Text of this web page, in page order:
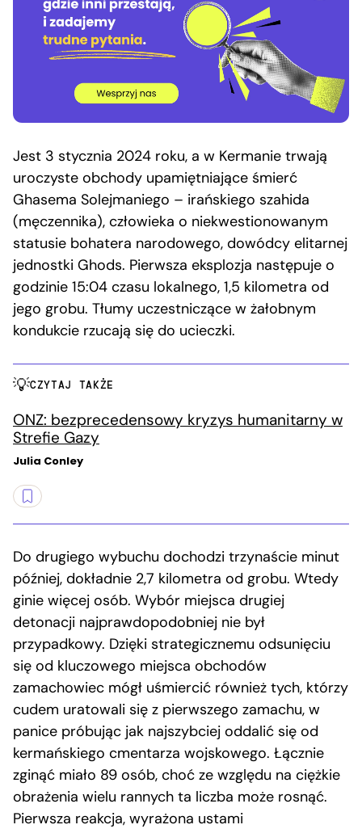
Jest 3 stycznia 2024 roku, a w Kermanie trwają
uroczyste obchody upamiętniające śmierć
Ghasema Solejmaniego – irańskiego szahida
(męczennika), człowieka o niekwestionowanym
statusie bohatera narodowego, dowódcy elitarnej
jednostki Ghods. Pierwsza eksplozja następuje o
godzinie 15:04 czasu lokalnego, 1,5 kilometra od
jego grobu. Tłumy uczestniczące w żałobnym
kondukcie rzucają się do ucieczki.
CZYTAJ TAKŻE
ONZ: bezprecedensowy kryzys humanitarny w
Strefie Gazy
Julia Conley
Do drugiego wybuchu dochodzi trzynaście minut
później, dokładnie 2,7 kilometra od grobu. Wtedy
ginie więcej osób. Wybór miejsca drugiej
detonacji najprawdopodobniej nie był
przypadkowy. Dzięki strategicznemu odsunięciu
się od kluczowego miejsca obchodów
zamachowiec mógł uśmiercić również tych, którzy
cudem uratowali się z pierwszego zamachu, w
panice próbując jak najszybciej oddalić się od
kermańskiego cmentarza wojskowego. Łącznie
zginąć miało 89 osób, choć ze względu na ciężkie
obrażenia wielu rannych ta liczba może rosnąć.
Pierwsza reakcja, wyrażona ustami